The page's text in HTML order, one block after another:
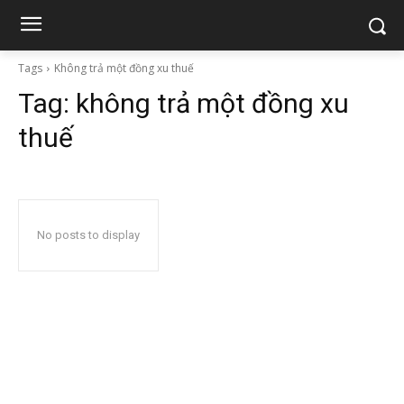
Tags Không trả một đồng xu thuế
Tag: không trả một đồng xu
thuế
No posts to display